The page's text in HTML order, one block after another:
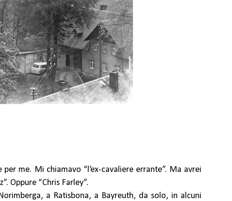
me. Mi chiamavo “l’ex-cavaliere errante”. Ma avrei
Oppure “Chris Farley”.
a Ratisbona, a Bayreuth, da solo, in alcuni